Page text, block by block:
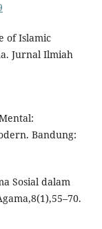
of Islamic
Jurnal Ilmiah
Bandung:
Sosial dalam